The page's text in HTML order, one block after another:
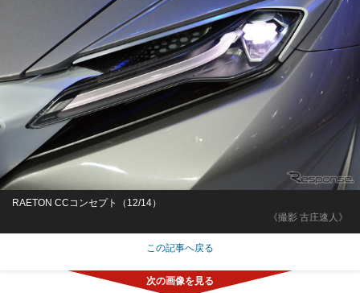
《撮影 古庄速人》
RAETON CCコンセプト（12/14）
この記事へ戻る